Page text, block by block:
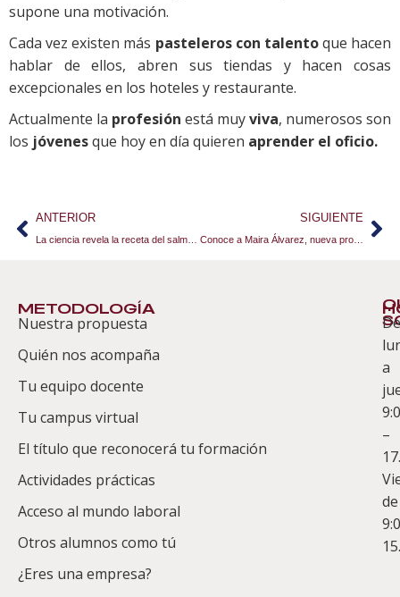
supone una motivación.
Cada vez existen más pasteleros con talentoque hacen
hablar de ellos, abren sus tiendas y hacen cosas
excepcionales en los hoteles y restaurante.
Actualmente la profesión está muyviva, numerosos son
los jóvenesque hoy en día quieren aprender el oficio.
ANTERIOR SIGUIENTE
Conoce a Maira Álvarez, nueva profesora del Curso de Wedding Planner
METODOLOGÍA
Nuestra propuesta
Quién nos acompaña
Tu equipo docente
Tu campus virtual
El título que reconocerá tu formación
Actividades prácticas
Acceso al mundo laboral
Otros alumnos como tú
¿Eres una empresa?
Te
De
a
–
de